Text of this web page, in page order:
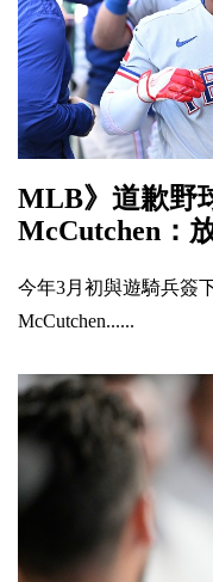
MLB》道歉野
McCutchen：
今年3月初與遊騎兵簽
McCutchen......